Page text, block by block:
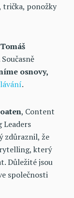
trička, ponožky
Tomáš
Současně
osnovy,
.
, Content
Leaders
zdůraznil, že
který
Důležité jsou
společnosti